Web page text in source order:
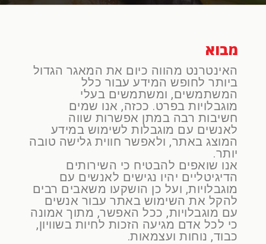
מבוא
האינטרנט מהווה כיום את המאגר הגדול
ביותר לחופש המידע עבור כלל
המשתמשים, ומשתמשים בעלי
מוגבלויות בפרט. ככזה, אנו שמים
חשיבות רבה במתן אפשרות שווה
לאנשים עם מוגבלות לשימוש במידע
המוצג באתר, ולאפשר חווית גלישה טובה
יותר.
אנו שואפים להבטיח כי השירותים
הדיגיטליים יהיו נגישים לאנשים עם
מוגבלויות, ועל כן הושקעו משאבים רבים
להקל את השימוש באתר עבור אנשים
עם מוגבלויות, ככל האפשר, מתוך אמונה
כי לכל אדם מגיעה הזכות לחיות בשוויון,
כבוד, נוחות ועצמאות.